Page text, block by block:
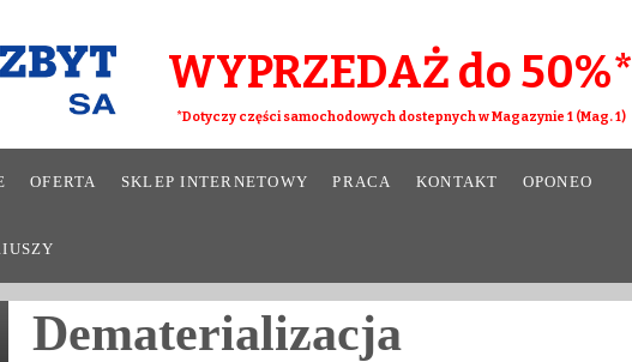
WYPRZEDAŻ do 50%*
*Dotyczy części samochodowych dostepnych w Magazynie 1 (Mag. 1)
OFERTA SKLEP INTERNETOWY PRACA KONTAKT OPONEO
Dematerializacja